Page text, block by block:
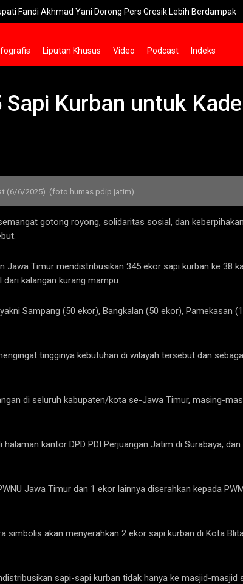
Akhmad Yani Dorong Pers Gresik Lebih Berdampak
Liputan Khusus Video Podcast Indeks
Kurban untuk
(6/6/2025). (foto:humas pdip jatim)
gotong royong, solidaritas sosial, dan
Jawa Timur mendistribusikan 345 ekor sapi kurban ke 38
kalangan kurang mampu.
Sampang (50 ekor), Bangkalan (50 ekor), Pamekasan
tingginya kebutuhan di wilayah tersebut dan
di seluruh kabupaten/kota se-Jawa Timur, masing-
kantor DPD PDI Perjuangan Jatim di Surabaya,
Jawa Timur dan 1 ekor lainnya diserahkan kepada
simbolis akan menyerahkan 2 ekor sapi kurban di Kota
sapi-sapi kurban tidak hanya ke masjid-masjid